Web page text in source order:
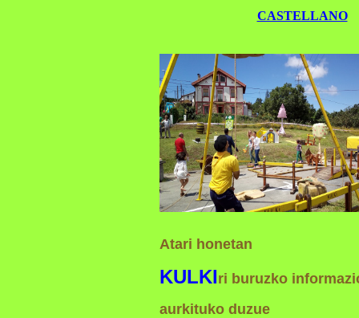
CASTELLANO
Atari honetan
KULKIri buruzko
aurkituko duzue